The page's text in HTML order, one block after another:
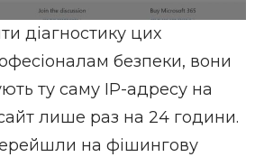
діагностику цих
безпеки, вони
ту саму IP-адресу на
лише раз на 24 години.
на фішингову